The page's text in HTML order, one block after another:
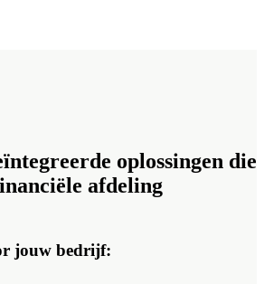
oplossingen die
afdeling
jouw bedrijf: